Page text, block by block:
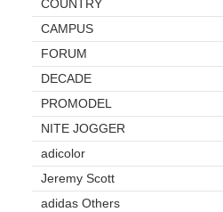
COUNTRY
CAMPUS
FORUM
DECADE
PROMODEL
NITE JOGGER
adicolor
Jeremy Scott
adidas Others